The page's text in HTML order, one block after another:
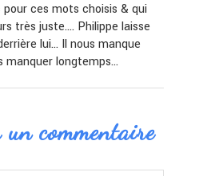
ces mots choisis & qui
très juste…. Philippe laisse
lui… Il nous manque
manquer longtemps…
commentaire